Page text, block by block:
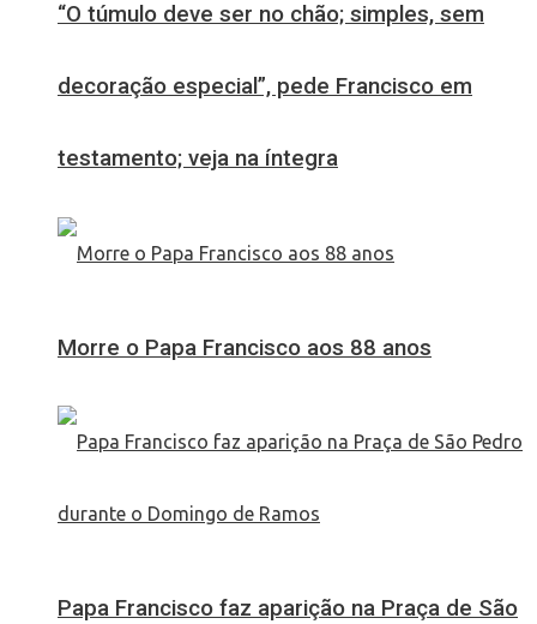
“O túmulo deve ser no chão; simples, sem
decoração especial”, pede Francisco em
testamento; veja na íntegra
Morre o Papa Francisco aos 88 anos
Papa Francisco faz aparição na Praça de São